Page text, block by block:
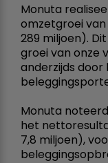
Monuta
omzetgroei van
289 miljoen).
groei van onze
anderzijds
Monuta
het
7,8 miljoen),